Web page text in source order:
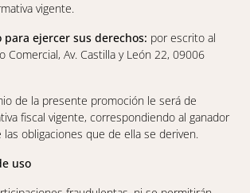
vigente.
para ejercer sus derechos: por escrito al
Comercial, Av. Castilla y León 22, 09006
de la presente promoción le será de
fiscal vigente, correspondiendo al ganador
obligaciones que de ella se deriven.
uso